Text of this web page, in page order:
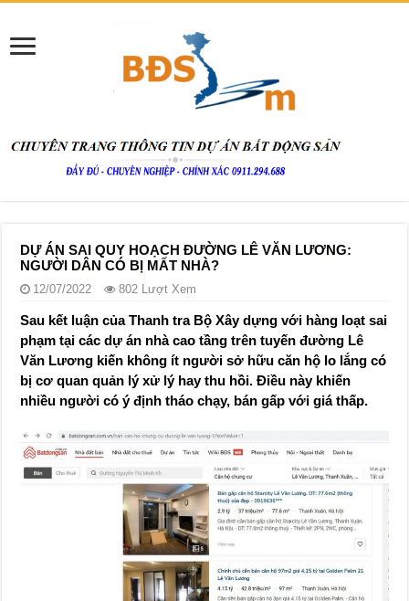
DỰ ÁN SAI QUY HOẠCH ĐƯỜNG LÊ VĂN LƯƠNG:
NGƯỜI DÂN CÓ BỊ MẤT NHÀ?
12/07/2022 802 Lượt Xem
Sau kết luận của Thanh tra Bộ Xây dựng với hàng loạt sai
phạm tại các dự án nhà cao tầng trên tuyến đường Lê
Văn Lương kiến không ít người sở hữu căn hộ lo lắng có
bị cơ quan quản lý xử lý hay thu hồi. Điều này khiến
nhiều người có ý định tháo chạy, bán gấp với giá thấp.